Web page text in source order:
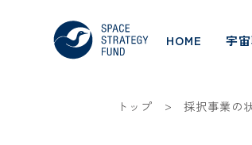
HOME 宇
トップ > 採択事業の